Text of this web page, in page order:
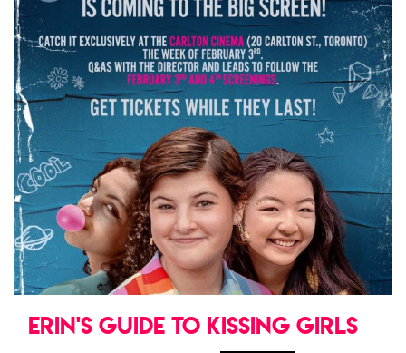
ERIN'S GUIDE TO KISSING GIRLS